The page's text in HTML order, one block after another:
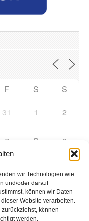
wir Technologien wie
und/oder darauf
können wir Daten
Website verarbeiten.
können
werden.
F S S
31 1 2
7 8 9
14 15
21 22 23